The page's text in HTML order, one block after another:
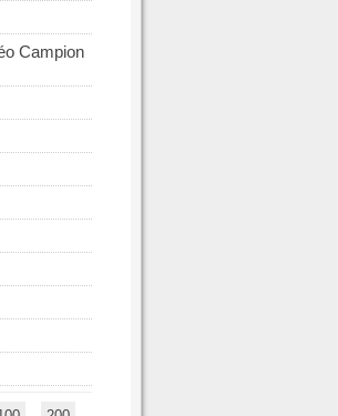
Campion